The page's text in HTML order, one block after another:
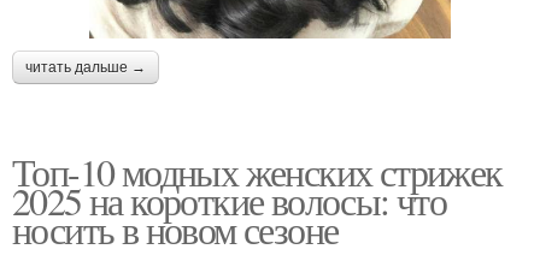
читать дальше →
Топ-10 модных женских стрижек
2025 на короткие волосы: что
носить в новом сезоне